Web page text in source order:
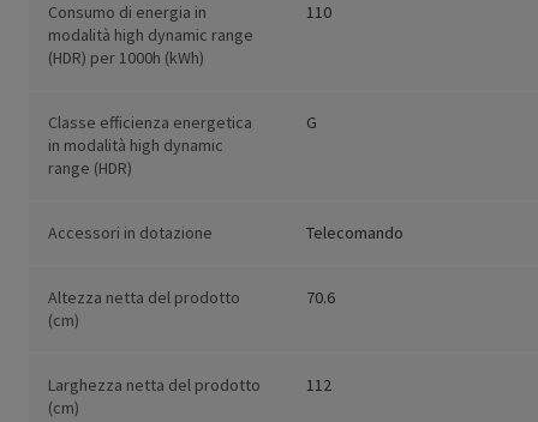
Consumo di energia in
modalità high dynamic range
(HDR) per 1000h (kWh)
110
Classe efficienza energetica
in modalità high dynamic
range (HDR)
G
Accessori in dotazione Telecomando
Altezza netta del prodotto
(cm)
70.6
Larghezza netta del prodotto
(cm)
112